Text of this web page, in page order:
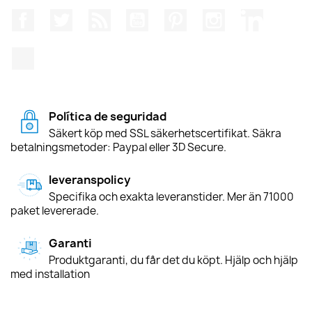
Política de seguridad
Säkert köp med SSL säkerhetscertifikat. Säkra
betalningsmetoder: Paypal eller 3D Secure.
leveranspolicy
Specifika och exakta leveranstider. Mer än 71000
paket levererade.
Garanti
Produktgaranti, du får det du köpt. Hjälp och hjälp
med installation